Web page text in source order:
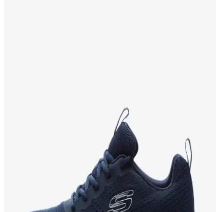
Tonny Black Spor Ayakkabı Karşılaştırması: Kadın
ve Erkek Modellerinin Özellikleri ve Performansı
Tonny Black spor ayakkabıların kadın ve erkek modelleri, konfor,
dayanıklılık ve şıklık açısından detaylı karşılaştırılıyor. Hangi model
sizin için daha uygun, tüm özellikler ve kullanıcı yorumlarıyla
Adidas Runfalcon 5 ve Skechers Burst 2.0 Erkek
Spor Ayakkabısı Karşılaştırması